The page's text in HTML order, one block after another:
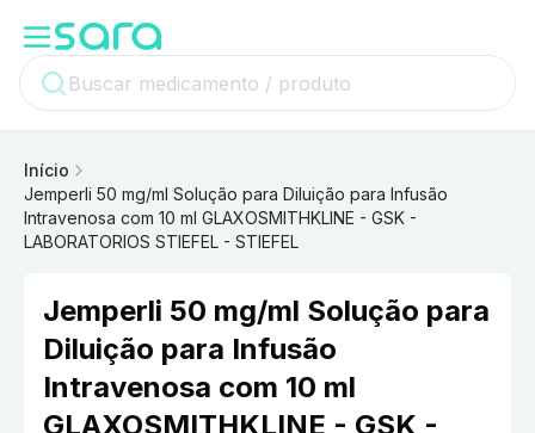
Início
Jemperli 50 mg/ml Solução para Diluição para Infusão
Intravenosa com 10 ml GLAXOSMITHKLINE - GSK -
LABORATORIOS STIEFEL - STIEFEL
Jemperli 50 mg/ml Solução para
Diluição para Infusão
Intravenosa com 10 ml
GLAXOSMITHKLINE - GSK -